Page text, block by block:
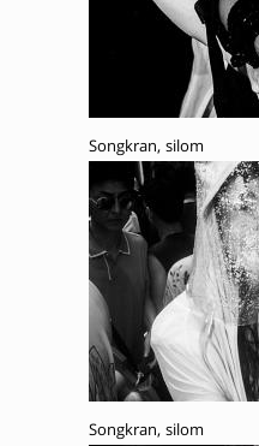
Songkran, silom
Songkran, silom